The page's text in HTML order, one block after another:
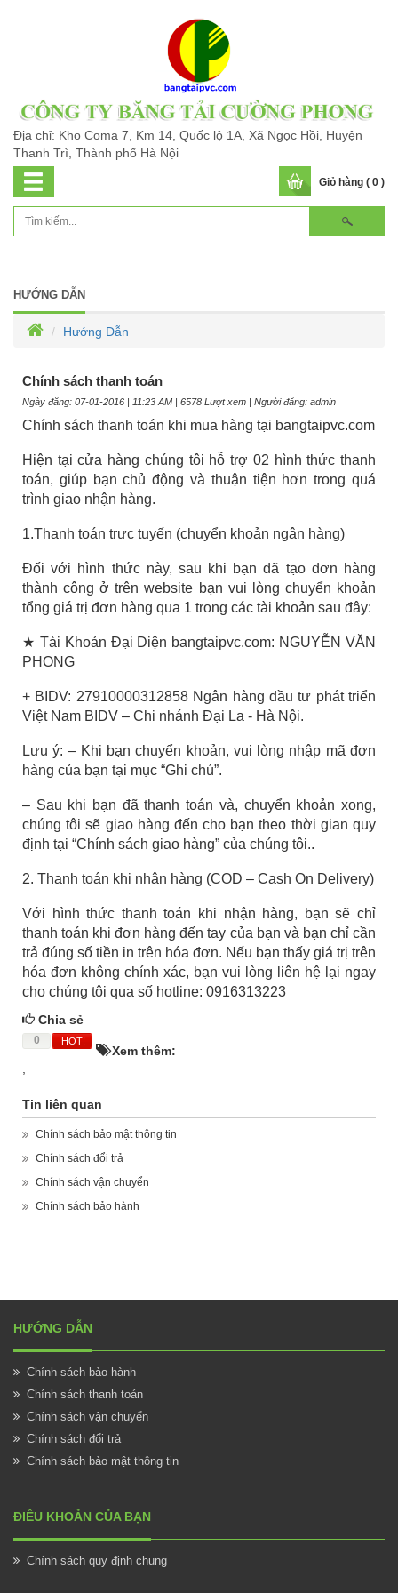
Địa chỉ: Kho Coma 7, Km 14, Quốc lộ 1A, Xã Ngọc Hồi, Huyện
Thanh Trì, Thành phố Hà Nội
Giỏ hàng ( 0 )
HƯỚNG DẪN
Hướng Dẫn
Chính sách thanh toán
Ngày đăng: 07-01-2016 | 11:23 AM | 6578 Lượt xem | Người đăng: admin
Chính sách thanh toán khi mua hàng tại bangtaipvc.com
Hiện tại cửa hàng chúng tôi hỗ trợ 02 hình thức thanh
toán, giúp bạn chủ động và thuận tiện hơn trong quá
trình giao nhận hàng.
1.Thanh toán trực tuyến (chuyển khoản ngân hàng)
Đối với hình thức này, sau khi bạn đã tạo đơn hàng
thành công ở trên website bạn vui lòng chuyển khoản
tổng giá trị đơn hàng qua 1 trong các tài khoản sau đây:
★ Tài Khoản Đại Diện bangtaipvc.com: NGUYỄN VĂN
PHONG
+ BIDV: 27910000312858 Ngân hàng đầu tư phát triển
Việt Nam BIDV – Chi nhánh Đại La - Hà Nội.
Lưu ý: – Khi bạn chuyển khoản, vui lòng nhập mã đơn
hàng của bạn tại mục “Ghi chú”.
– Sau khi bạn đã thanh toán và, chuyển khoản xong,
chúng tôi sẽ giao hàng đến cho bạn theo thời gian quy
định tại “Chính sách giao hàng” của chúng tôi..
2. Thanh toán khi nhận hàng (COD – Cash On Delivery)
Với hình thức thanh toán khi nhận hàng, bạn sẽ chỉ
thanh toán khi đơn hàng đến tay của bạn và bạn chỉ cần
trả đúng số tiền in trên hóa đơn. Nếu bạn thấy giá trị trên
hóa đơn không chính xác, bạn vui lòng liên hệ lại ngay
cho chúng tôi qua số hotline: 0916313223
Chia sẻ
0 HOT!
Xem thêm:
Tin liên quan
Chính sách bảo mật thông tin
Chính sách đổi trả
Chính sách vận chuyển
Chính sách bảo hành
HƯỚNG DẪN
Chính sách bảo hành
Chính sách thanh toán
Chính sách vận chuyển
Chính sách đổi trả
Chính sách bảo mật thông tin
ĐIỀU KHOẢN CỦA BẠN
Chính sách quy định chung